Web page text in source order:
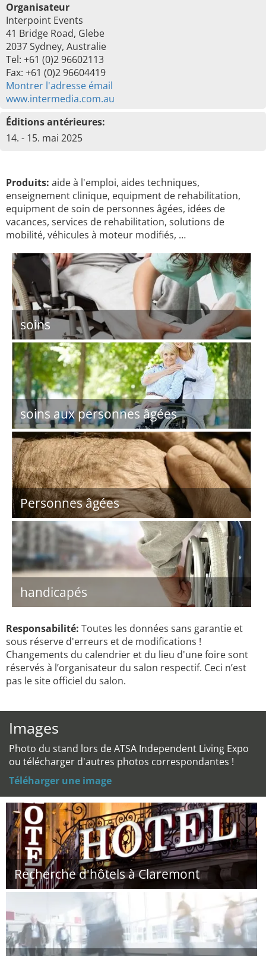
Organisateur
Interpoint Events
41 Bridge Road, Glebe
2037 Sydney, Australie
Tel: +61 (0)2 96602113
Fax: +61 (0)2 96604419
Montrer l'adresse émail
www.intermedia.com.au
Éditions antérieures:
14. - 15. mai 2025
Produits: aide à l'emploi, aides techniques,
enseignement clinique, equipment de rehabilitation,
equipment de soin de personnes âgées, idées de
vacances, services de rehabilitation, solutions de
mobilité, véhicules à moteur modifiés, …
soins
soins aux personnes âgées
Personnes âgées
handicapés
Responsabilité: Toutes les données sans garantie et
sous réserve d'erreurs et de modifications !
Changements du calendrier et du lieu d'une foire sont
réservés à l’organisateur du salon respectif. Ceci n’est
pas le site officiel du salon.
Images
Photo du stand lors de ATSA Independent Living Expo
ou télécharger d'autres photos correspondantes !
Téléharger une image
Recherche d'hôtels à Claremont